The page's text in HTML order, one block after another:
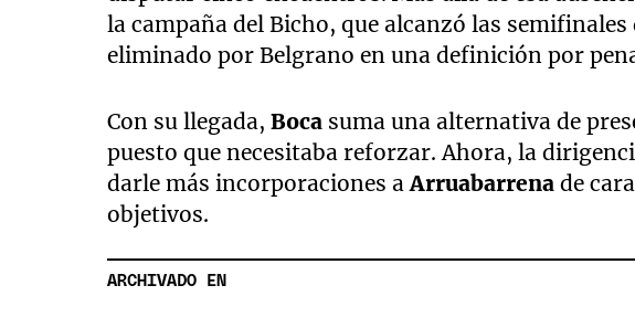
la campaña del Bicho, que alcanzó las
eliminado por Belgrano en una definición por
Con su llegada,Boca suma una alternativa de
puesto que necesitaba reforzar. Ahora, la
darle más incorporaciones aArruabarrenade
objetivos.
ARCHIVADO EN